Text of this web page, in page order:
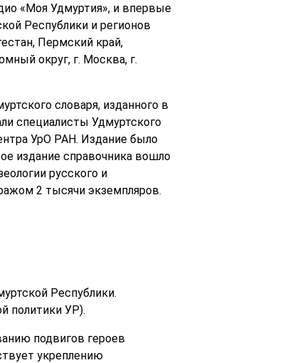
«Моя Удмуртия», и впервые
Республики и регионов
Пермский край,
округ, г. Москва, г.
словаря, изданного в
специалисты Удмуртского
УрО РАН. Издание было
издание справочника вошло
русского и
2 тысячи экземпляров.
Республики.
политики УР).
подвигов героев
укреплению